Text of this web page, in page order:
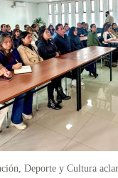
Deporte y Cultura